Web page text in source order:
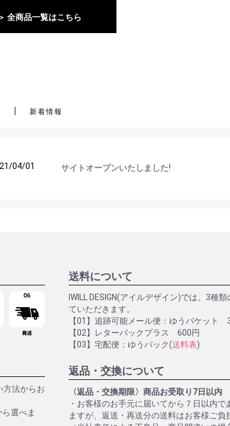
全商品一覧はこちら
新着情報
04/01 サイトオープンいたしました!
方法からお
選べま
送料について
IWILL DESIGN(アイルデザイン)では、3種
ていただきます。
【01】追跡可能メール便：ゆうパケット
【02】レターパックプラス 600円
【03】宅配便：ゆうパック(送料表)
返品・交換について
〈返品・交換期限〉商品お受取り7日以内
・お客様のお手元に届いてから７日以内で
ますが、返送・再送分の送料はお客様ご負